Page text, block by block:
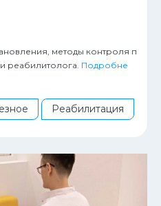
методы контроля п
реабилитолога. Подробне
Реабилитация